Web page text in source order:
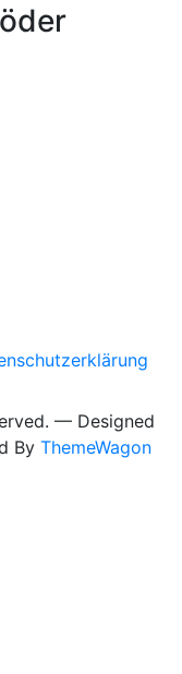
— Designed
By ThemeWagon